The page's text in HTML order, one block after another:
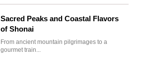
Sacred Peaks and Coastal Flavors
of Shonai
From ancient mountain pilgrimages to a
gourmet train...